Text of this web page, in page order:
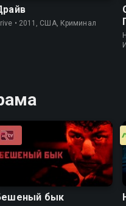
• 2011, США, Криминал
бык